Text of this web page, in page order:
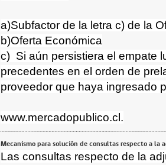
a)Subfactor de la letra c) de la
b)Oferta Económica
c) Si aún persistiera el empate
precedentes en el orden de
proveedor que haya ingresado
www.mercadopublico.cl.
Mecanismo para solución de consultas respecto a la
Las consultas respecto de la